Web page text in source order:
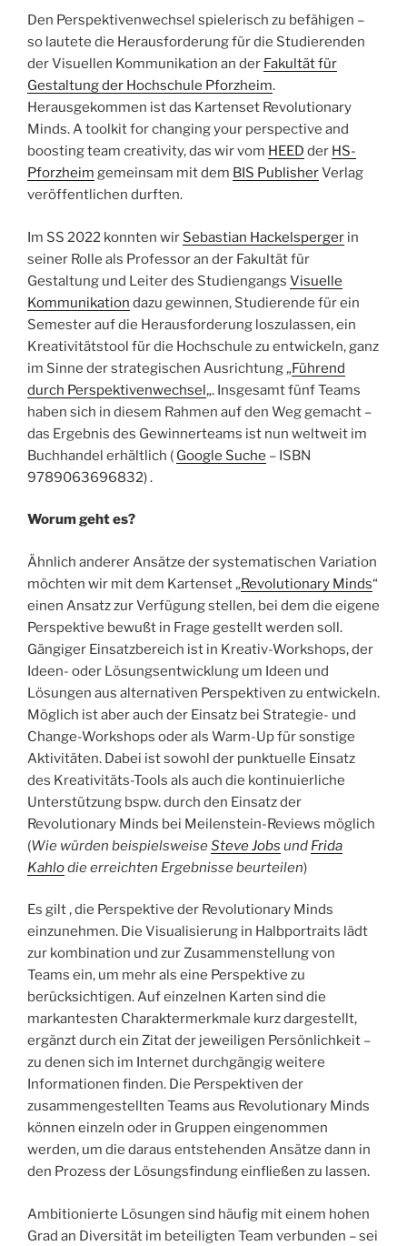
Den Perspektivenwechsel spielerisch zu befähigen –
so lautete die Herausforderung für die Studierenden
der Visuellen Kommunikation an der Fakultät für
Gestaltung der Hochschule Pforzheim.
Herausgekommen ist das Kartenset Revolutionary
Minds. A toolkit for changing your perspective and
boosting team creativity, das wir vom HEED der HS-
Pforzheim gemeinsam mit dem BIS PublisherVerlag
veröffentlichen durften.
Im SS 2022 konnten wir Sebastian Hackelsperger in
seiner Rolle als Professor an der Fakultät für
Gestaltung und Leiter des Studiengangs Visuelle
Kommunikation dazu gewinnen, Studierende für ein
Semester auf die Herausforderung loszulassen, ein
Kreativitätstool für die Hochschule zu entwickeln, ganz
im Sinne der strategischen Ausrichtung „Führend
durch Perspektivenwechsel„. Insgesamt fünf Teams
haben sich in diesem Rahmen auf den Weg gemacht –
das Ergebnis des Gewinnerteams ist nun weltweit im
Buchhandel erhältlich ( Google Suche – ISBN
9789063696832) .
Worum geht es?
Ähnlich anderer Ansätze der systematischen Variation
möchten wir mit dem Kartenset „Revolutionary Minds“
einen Ansatz zur Verfügung stellen, bei dem die eigene
Perspektive bewußt in Frage gestellt werden soll.
Gängiger Einsatzbereich ist in Kreativ-Workshops, der
Ideen- oder Lösungsentwicklung um Ideen und
Lösungen aus alternativen Perspektiven zu entwickeln.
Möglich ist aber auch der Einsatz bei Strategie- und
Change-Workshops oder als Warm-Up für sonstige
Aktivitäten. Dabei ist sowohl der punktuelle Einsatz
des Kreativitäts-Tools als auch die kontinuierliche
Unterstützung bspw. durch den Einsatz der
Revolutionary Minds bei Meilenstein-Reviews möglich
(Wie würden beispielsweiseSteve Jobs und Frida
Kahlodie erreichten Ergebnisse beurteilen)
Es gilt , die Perspektive der Revolutionary Minds
einzunehmen. Die Visualisierung in Halbportraits lädt
zur kombination und zur Zusammenstellung von
Teams ein, um mehr als eine Perspektive zu
berücksichtigen. Auf einzelnen Karten sind die
markantesten Charaktermerkmale kurz dargestellt,
ergänzt durch ein Zitat der jeweiligen Persönlichkeit –
zu denen sich im Internet durchgängig weitere
Informationen finden. Die Perspektiven der
zusammengestellten Teams aus Revolutionary Minds
können einzeln oder in Gruppen eingenommen
werden, um die daraus entstehenden Ansätze dann in
den Prozess der Lösungsfindung einfließen zu lassen.
Ambitionierte Lösungen sind häufig mit einem hohen
Grad an Diversität im beteiligten Team verbunden – sei